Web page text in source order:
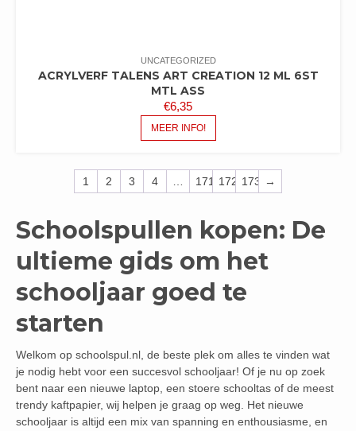
UNCATEGORIZED
ACRYLVERF TALENS ART CREATION 12 ML 6ST
MTL ASS
€6,35
MEER INFO!
1 2 3 4 … 171 172 173 →
Schoolspullen kopen: De
ultieme gids om het
schooljaar goed te
starten
Welkom op schoolspul.nl, de beste plek om alles te vinden wat
je nodig hebt voor een succesvol schooljaar! Of je nu op zoek
bent naar een nieuwe laptop, een stoere schooltas of de meest
trendy kaftpapier, wij helpen je graag op weg. Het nieuwe
schooljaar is altijd een mix van spanning en enthousiasme, en